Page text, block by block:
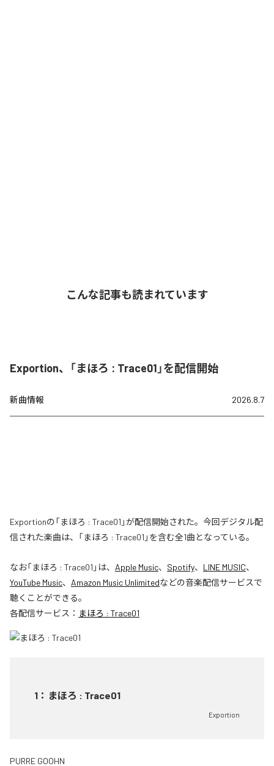
こんな記事も読まれています
Exportion、「まほろ : Trace01」を配信開始
新曲情報 2026.8.7
Exportionの「まほろ : Trace01」が配信開始された。今回デジタル配
信された楽曲は、「まほろ : Trace01」を含む全1曲となっている。
なお「まほろ : Trace01 」は、 Apple Music、 Spotify、 LINE MUSIC、
YouTube Music、 Amazon Music Unlimitedなどの音楽配信サービスで
聴くことができる。
各配信サービス： まほろ : Trace01
1 ： まほろ : Trace01
Exportion
PURRE GOOHN